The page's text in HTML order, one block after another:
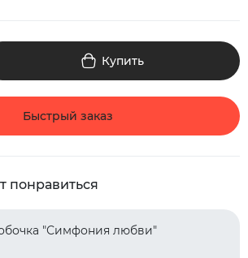
Купить
Быстрый заказ
понравиться
"Симфония любви"